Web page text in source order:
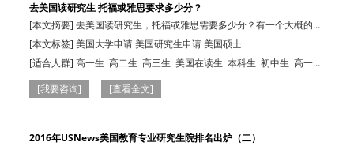
去美国读研究生 托福或雅思要求多少分？
[本文摘要] 去美国读研究生，托福或雅思需要多少分？有一个大概的分
数范围吗？…
[本文标签] 美国大学申请 美国研究生申请 美国硕士
[适合人群] 高一生 高二生 高三生 美国在读生 本科生 初中生 高一
生 高二生 高三生 大专生 美国在读生
[我要咨询] [查看全文]
2016年USNews美国教育专业研究生院排名出炉（二）